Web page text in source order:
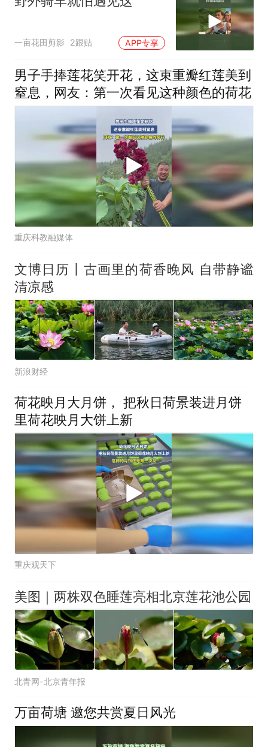
一亩花田剪影 2跟贴 APP专享
男子手捧莲花笑开花，这束重瓣红莲美到
窒息，网友：第一次看见这种颜色的荷花
重庆科教融媒体
文博日历丨古画里的荷香晚风 自带静谧
清凉感
新浪财经
荷花映月大月饼， 把秋日荷景装进月饼
里荷花映月大饼上新
重庆观天下
美图｜两株双色睡莲亮相北京莲花池公园
北青网-北京青年报
万亩荷塘 邀您共赏夏日风光